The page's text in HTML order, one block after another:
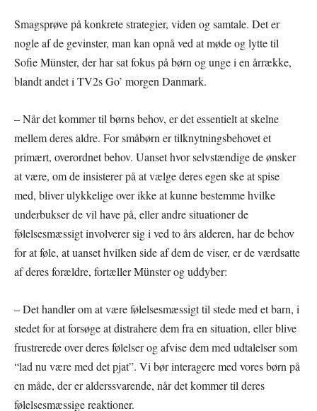
Smagsprøve på konkrete strategier, viden og samtale. Det er
nogle af de gevinster, man kan opnå ved at møde og lytte til
Sofie Münster, der har sat fokus på børn og unge i en årrække,
blandt andet i TV2s Go’ morgen Danmark.
– Når det kommer til børns behov, er det essentielt at skelne
mellem deres aldre. For småbørn er tilknytningsbehovet et
primært, overordnet behov. Uanset hvor selvstændige de ønsker
at være, om de insisterer på at vælge deres egen ske at spise
med, bliver ulykkelige over ikke at kunne bestemme hvilke
underbukser de vil have på, eller andre situationer de
følelsesmæssigt involverer sig i ved to års alderen, har de behov
for at føle, at uanset hvilken side af dem de viser, er de værdsatte
af deres forældre, fortæller Münster og uddyber:
– Det handler om at være følelsesmæssigt til stede med et barn, i
stedet for at forsøge at distrahere dem fra en situation, eller blive
frustrerede over deres følelser og afvise dem med udtalelser som
“lad nu være med det pjat”. Vi bør interagere med vores børn på
en måde, der er alderssvarende, når det kommer til deres
følelsesmæssige reaktioner.